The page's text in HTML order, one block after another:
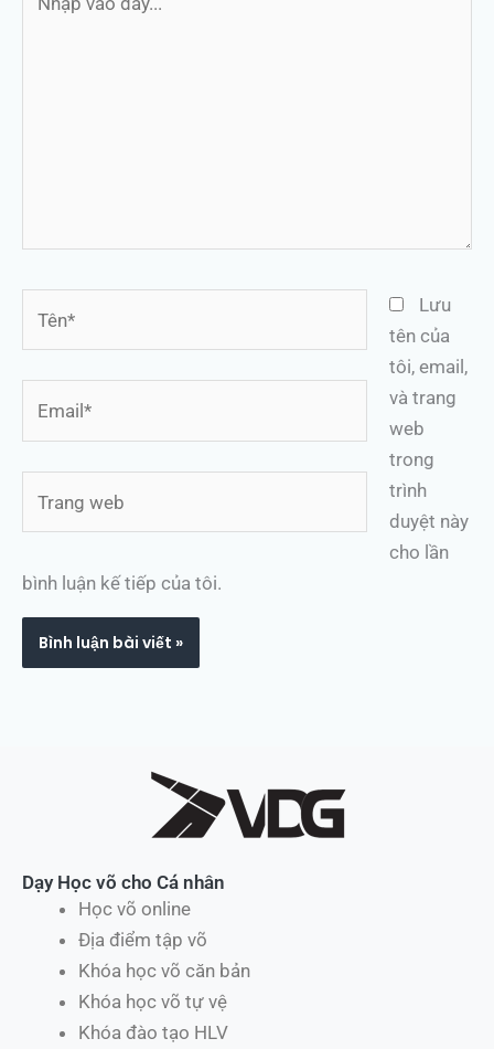
vào
web
Lưu
tên của
tôi, email,
và trang
web
trong
trình
duyệt này
cho lần
bình luận kế tiếp của tôi.
Dạy Học võ cho Cá nhân
Học võ online
Địa điểm tập võ
Khóa học võ căn bản
Khóa học võ tự vệ
Khóa đào tạo HLV